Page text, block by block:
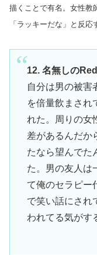
描くことで有名。女性教
「ラッキーだな」と反応
12. 名無しの
自分は男の被害
を倍量飲まされ
れた。周りの女
差があるんだか
たなら望んでた
た。男の友人は
て俺のセラピー
で笑い話にされ
われてる気がす